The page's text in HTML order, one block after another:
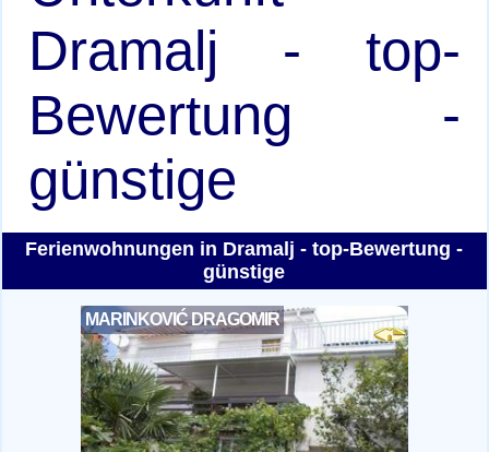
Dramalj - top-
Bewertung -
günstige
Ferienwohnungen in Dramalj - top-Bewertung -
günstige
MARINKOVIĆ DRAGOMIR